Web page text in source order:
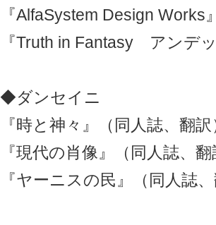
『AlfaSystem Design
『Truth in Fantasy アンデ
◆ダンセイニ
『時と神々』（同人誌、翻訳
『現代の肖像』（同人誌、
『ヤーニスの民』（同人誌